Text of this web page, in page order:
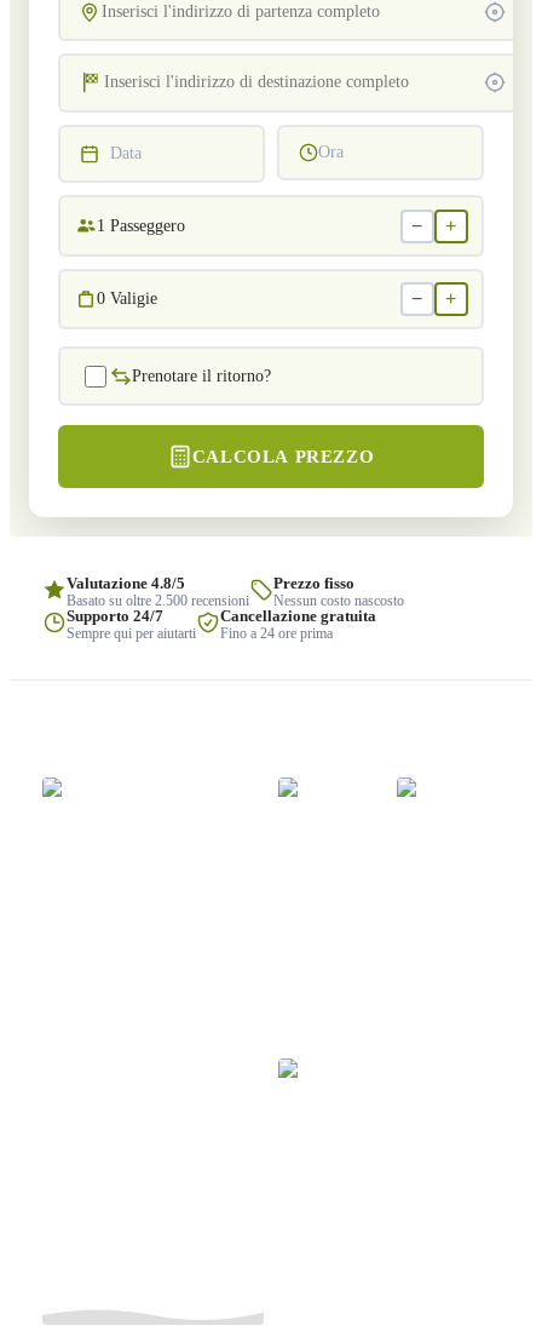
Data Ora
1 Passeggero − +
0 Valigie − +
Prenotare il ritorno?
CALCOLA PREZZO
Valutazione 4.8/5
Basato su oltre 2.500 recensioni
Prezzo fisso
Nessun costo nascosto
Supporto 24/7
Sempre qui per aiutarti
Cancellazione gratuita
Fino a 24 ore prima